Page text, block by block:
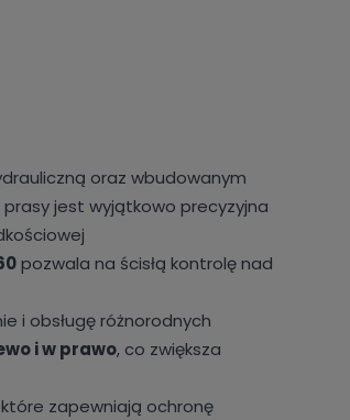
oraz wbudowanym
prasy jest wyjątkowo precyzyjna
pozwala na ścisłą kontrolę nad
i obsługę różnorodnych
i w prawo, co zwiększa
które zapewniają ochronę